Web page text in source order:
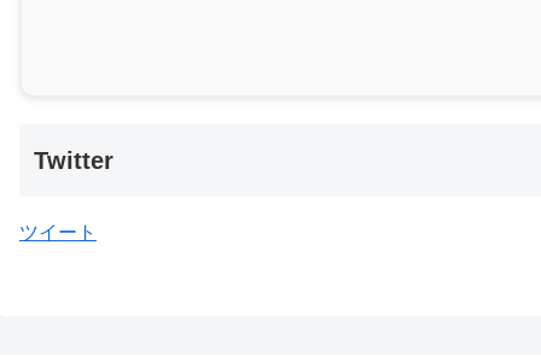
Twitter
ツイート